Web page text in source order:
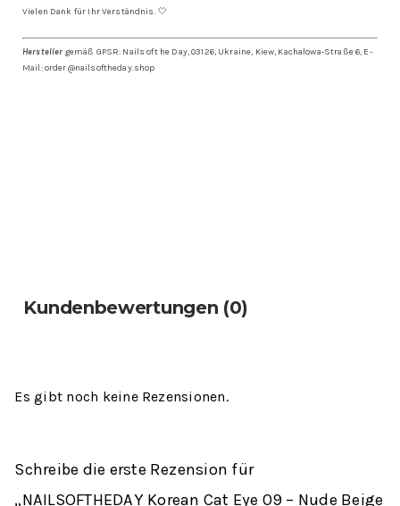
Vielen Dank für Ihr Verständnis. 🤍
Hersteller gemäß GPSR: Nails oft he Day, 03126, Ukraine, Kiew, Kachalowa-Straße 6, E-
Mail: order@nailsoftheday.shop
Kundenbewertungen (0)
Es gibt noch keine Rezensionen.
Schreibe die erste Rezension für
„NAILSOFTHEDAY Korean Cat Eye 09 – Nude Beige